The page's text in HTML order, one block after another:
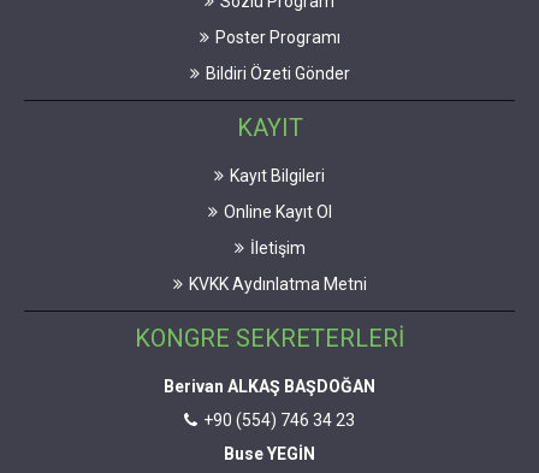
Poster Programı
Bildiri Özeti Gönder
KAYIT
Kayıt Bilgileri
Online Kayıt Ol
İletişim
KVKK Aydınlatma Metni
KONGRE SEKRETERLERİ
Berivan ALKAŞ BAŞDOĞAN
+90 (554) 746 34 23
Buse YEGİN